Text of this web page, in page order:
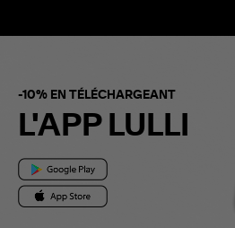
-10% EN TÉLÉCHARGEANT
L'APP LULLI